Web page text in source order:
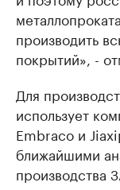
производить
покрытий», -
Для
использует
Embraco и
ближайшими
производства